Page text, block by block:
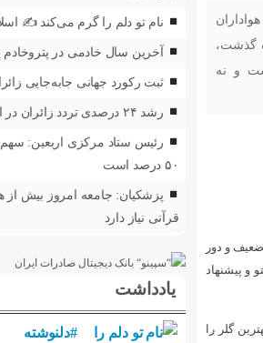
گذشت،
و نه
ضعیف و دور
و پیشنهاد
گلر را
نام تو دلم را گرم می‌کند ✍️
آخرین سال خادمی در پتروخادم
ثبت رکورد جهانی جابه‌جایی
رشد ۲۴ درصدی تردد زائران در اربعین از مرز مهران
رئیس ستاد مرکزی اربعین: سهم
۵۰ درصد است
پزشکیان: جامعه امروز بیش از
قرآنی نیاز دارد
یادداشت
#دلنوشته